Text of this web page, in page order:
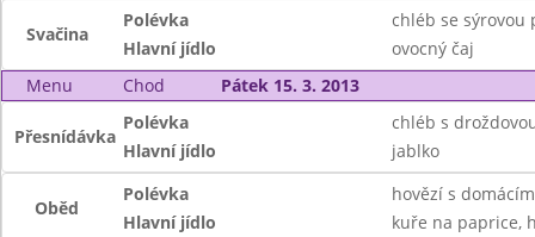
Svačina
Polévka
chléb se sýrovou
Hlavní jídlo
ovocný čaj
Menu
Chod Pátek 15. 3. 2013
Přesnídávka
Polévka
chléb s
Hlavní jídlo
jablko
Oběd
Polévka
hovězí s
Hlavní jídlo
kuře na paprice,